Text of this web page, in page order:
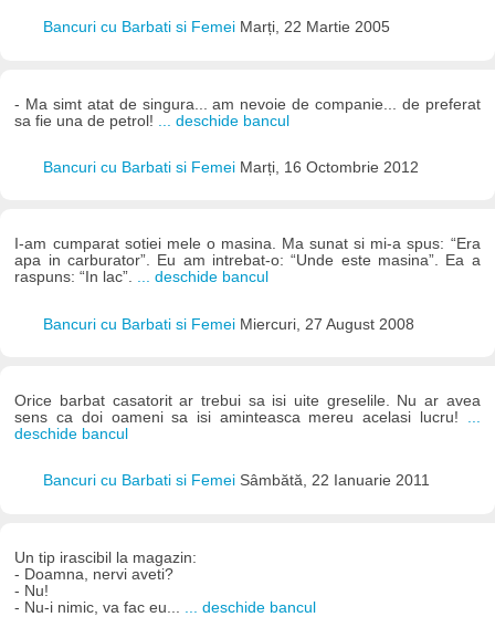
Bancuri cu Barbati si Femei Marți, 22 Martie 2005
- Ma simt atat de singura... am nevoie de companie... de preferat
sa fie una de petrol!
... deschide bancul
Bancuri cu Barbati si Femei Marți, 16 Octombrie 2012
I-am cumparat sotiei mele o masina. Ma sunat si mi-a spus: “Era
apa in carburator”. Eu am intrebat-o: “Unde este masina”. Ea a
raspuns: “In lac”. ... deschide bancul
Bancuri cu Barbati si Femei Miercuri, 27 August 2008
Orice barbat casatorit ar trebui sa isi uite greselile. Nu ar avea
sens ca doi oameni sa isi aminteasca mereu acelasi lucru! ...
deschide bancul
Bancuri cu Barbati si Femei Sâmbătă, 22 Ianuarie 2011
Un tip irascibil la magazin:
- Doamna, nervi aveti?
- Nu!
- Nu-i nimic, va fac eu...
... deschide bancul